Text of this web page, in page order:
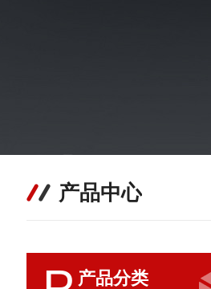
产品中心
产品分类